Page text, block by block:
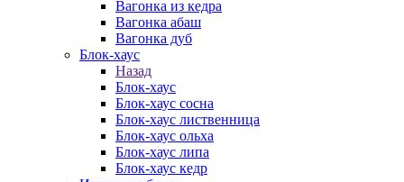
Вагонка из кедра
Вагонка абаш
Вагонка дуб
Блок-хаус
Назад
Блок-хаус
Блок-хаус сосна
Блок-хаус лиственница
Блок-хаус ольха
Блок-хаус липа
Блок-хаус кедр